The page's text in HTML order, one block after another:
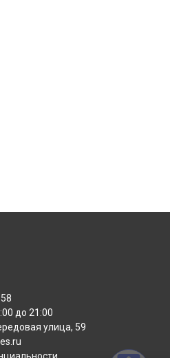
до 21:00
улица, 59